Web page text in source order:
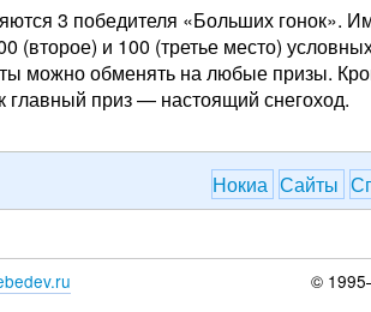
3 победителя «Больших гонок».
(второе) и 100 (третье место)
можно обменять на любые призы.
главный приз — настоящий снегоход.
Нокиа Сайты
©